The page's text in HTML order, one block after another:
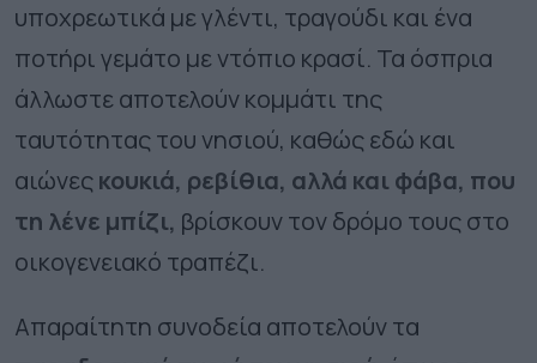
υποχρεωτικά με γλέντι, τραγούδι και ένα
ποτήρι γεμάτο με ντόπιο κρασί. Τα όσπρια
άλλωστε αποτελούν κομμάτι της
ταυτότητας του νησιού, καθώς εδώ και
αιώνεςκουκιά, ρεβίθια, αλλά και φάβα, που
τη λένε μπίζι, βρίσκουν τον δρόμο τους στο
οικογενειακό τραπέζι.
Απαραίτητη συνοδεία αποτελούν τα